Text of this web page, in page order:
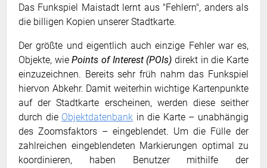
Das Funkspiel Maistadt lernt aus "Fehlern", anders als
die billigen Kopien unserer Stadtkarte.
Der größte und eigentlich auch einzige Fehler war es,
Objekte, wiePoints of Interest (POIs) direkt in die Karte
einzuzeichnen. Bereits sehr früh nahm das Funkspiel
hiervon Abkehr. Damit weiterhin wichtige Kartenpunkte
auf der Stadtkarte erscheinen, werden diese seither
durch die Objektdatenbank in die Karte – unabhängig
des Zoomsfaktors – eingeblendet. Um die Fülle der
zahlreichen eingeblendeten Markierungen optimal zu
koordinieren, haben Benutzer mithilfe der